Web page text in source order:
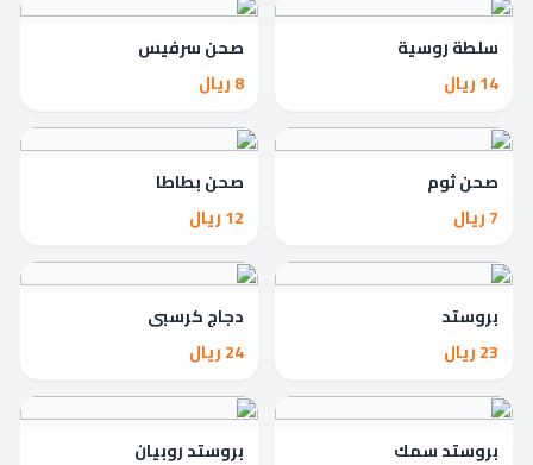
سلطة روسية
14 ريال
صحن سرفيس
8 ريال
صحن ثوم
7 ريال
صحن بطاطا
12 ريال
بروستد
23 ريال
دجاج كرسبي
24 ريال
بروستد سمك
بروستد روبيان